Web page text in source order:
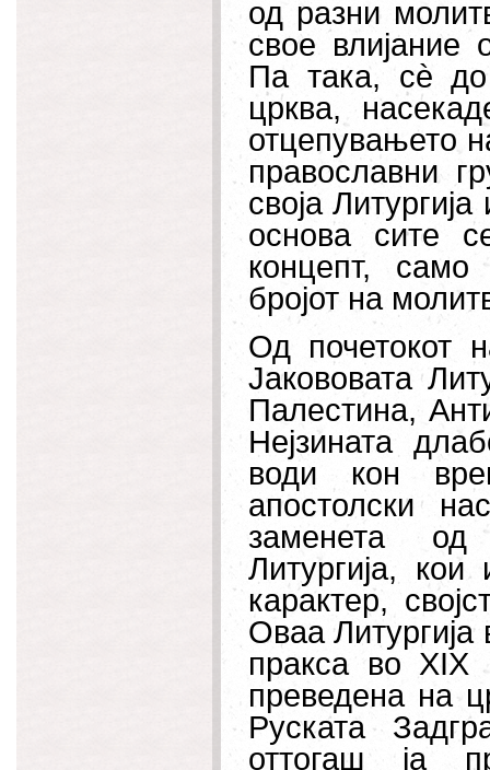
од разни
свое влијание
Па така, сѐ
црква,
отцепувањето
православни
своја
основа сите
концепт,
бројот на
Од почетокот
Јакововата
Палестина,
Нејзината
води кон
апостолски
заменета од
Литургија, кои
карактер,
Оваа Литургија
пракса во XIX
преведена на
Руската
оттогаш ја